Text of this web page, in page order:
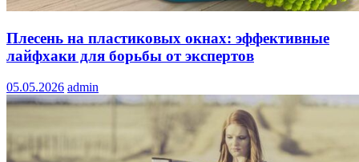
Плесень на пластиковых окнах: эффективные
лайфхаки для борьбы от экспертов
05.05.2026 admin